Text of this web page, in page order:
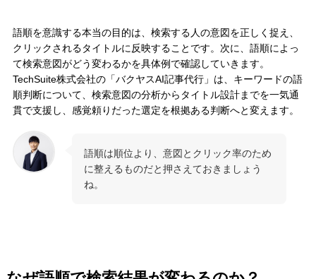
語順を意識する本当の目的は、検索する人の意図を正しく捉え、
クリックされるタイトルに反映することです。次に、語順によっ
て検索意図がどう変わるかを具体例で確認していきます。
TechSuite株式会社の「バクヤスAI記事代行」は、キーワードの語
順判断について、検索意図の分析からタイトル設計までを一気通
貫で支援し、感覚頼りだった選定を根拠ある判断へと変えます。
語順は順位より、意図とクリック率のため
に整えるものだと押さえておきましょう
ね。